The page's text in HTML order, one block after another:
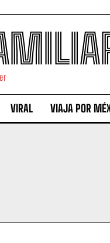
VIRAL VIAJA POR